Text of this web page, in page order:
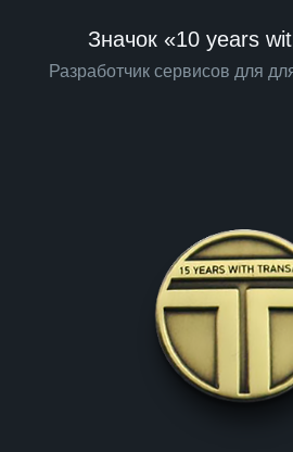
Значок «10 years
Разработчик сервисов для